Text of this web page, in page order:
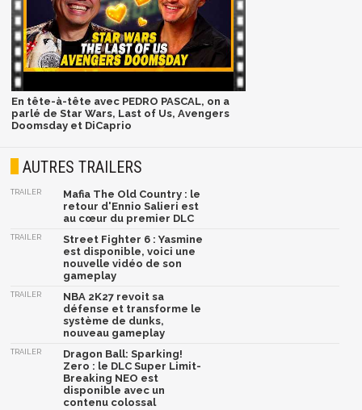
En tête-à-tête avec PEDRO PASCAL, on a
parlé de Star Wars, Last of Us, Avengers
Doomsday et DiCaprio
AUTRES TRAILERS
TRAILER
Mafia The Old Country : le
retour d'Ennio Salieri est
au cœur du premier DLC
TRAILER
Street Fighter 6 : Yasmine
est disponible, voici une
nouvelle vidéo de son
gameplay
TRAILER
NBA 2K27 revoit sa
défense et transforme le
système de dunks,
nouveau gameplay
TRAILER
Dragon Ball: Sparking!
Zero : le DLC Super Limit-
Breaking NEO est
disponible avec un
contenu colossal